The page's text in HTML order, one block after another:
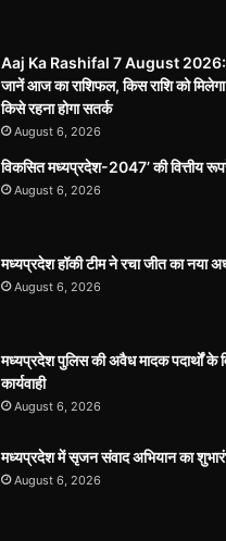
Aaj Ka Rashifal 7 August 2026:
जानें आज का राशिफल, किस राशि को
किसे रहना होगा सतर्क
August 6, 2026
विकसित मध्यप्रदेश-2047’ की वित्तीय
August 6, 2026
मध्यप्रदेश हॉकी टीम ने रचा जीत का नया
August 6, 2026
मध्यप्रदेश पुलिस की अवैध मादक पदार्थों के
कार्यवाही
August 6, 2026
मध्यप्रदेश में सृजन संवाद अभियान का
August 6, 2026